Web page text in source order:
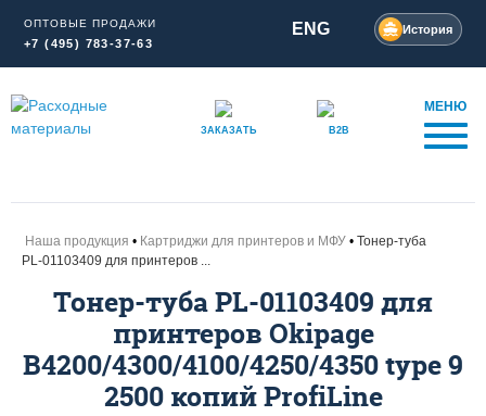
ОПТОВЫЕ ПРОДАЖИ
+7 (495) 783-37-63
ENG История
ЗАКАЗАТЬ B2B
МЕНЮ
Наша продукция Картриджи для принтеров и МФУ
Тонер-туба
PL-01103409 для принтеров ...
Тонер-туба PL-01103409 для
принтеров Okipage
B4200/4300/4100/4250/4350 type 9
2500 копий ProfiLine